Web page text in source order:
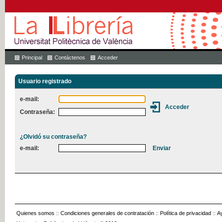
Principal Contáctenos Acceder
Usuario registrado
e-mail:
Contraseña:
¿Olvidó su contraseña?
e-mail:
Quienes somos :: Condiciones generales de contratación :: Política de privacidad ::